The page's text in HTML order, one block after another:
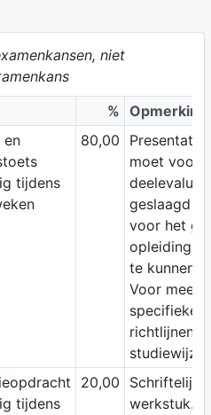
niet
% Opmerking
en
tijdens
80,00
moet voor
geslaagd
voor het
te kunnen
Voor meer
specifieke
richtlijnen
tijdens
20,00
Schriftelijk
werkstuk.